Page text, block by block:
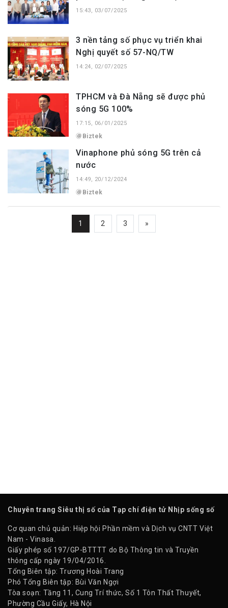
15:43, 03/07/2025
3 nền tảng số phục vụ triển khai
Nghị quyết số 57-NQ/TW
14:24, 02/07/2025
TPHCM và Đà Nẵng sẽ được phủ
sóng 5G 100%
17:15, 06/01/2025
Biztek
Vinaphone phủ sóng 5G trên cả
nước
14:49, 20/12/2024
Biztek
1 2 3 »
Chuyên trang Siêu thị số của Tạp chí điện tử Nhịp sống số
Cơ quan chủ quản: Hiệp hội Phần mềm và Dịch vụ CNTT Việt
Nam - Vinasa.
Giấy phép số 197/GP-BTTTT do Bộ Thông tin và Truyền
thông cấp ngày 19/04/2016.
Tổng Biên tập: Trương Hoài Trang
Phó Tổng Biên tập: Bùi Văn Ngợi
Tòa soạn: Tầng 11, Cung Trí thức, Số 1 Tôn Thất Thuyết,
Phường Cầu Giấy, Hà Nội